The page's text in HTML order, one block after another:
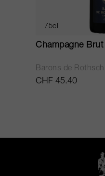
75cl
Champagne
Barons de
CHF 45.40